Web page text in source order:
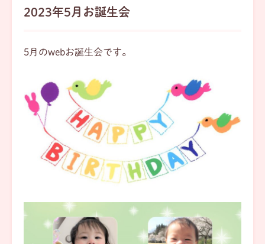
2023年5月お誕生会
5月のwebお誕生会です。